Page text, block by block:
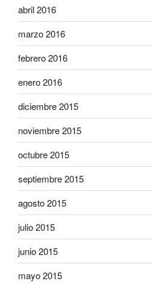
abril 2016
marzo 2016
febrero 2016
enero 2016
diciembre 2015
noviembre 2015
octubre 2015
septiembre 2015
agosto 2015
julio 2015
junio 2015
mayo 2015